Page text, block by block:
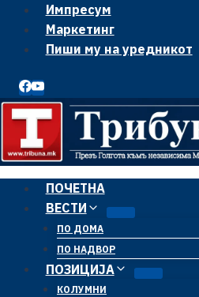
content
Импресум
Маркетинг
Пиши му на уредникот
ПОЧЕТНА
ВЕСТИ
ПО ДОМА
ПО НАДВОР
ПОЗИЦИЈА
КОЛУМНИ